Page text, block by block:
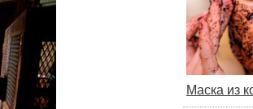
Маска из